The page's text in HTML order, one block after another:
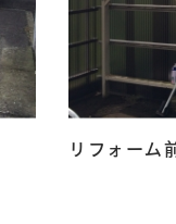
リフォーム